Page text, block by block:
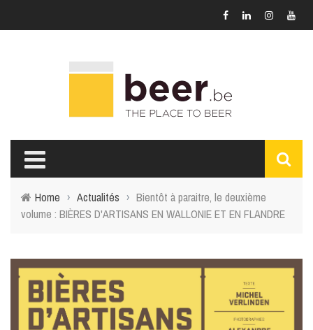
Home › Actualités › Bientôt à paraitre, le deuxième
volume : BIÈRES D'ARTISANS EN WALLONIE ET EN FLANDRE